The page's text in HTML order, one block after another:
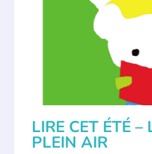
LITTÉRATURE JEUNESSE
LIRE CET ÉTÉ –
PLEIN AIR